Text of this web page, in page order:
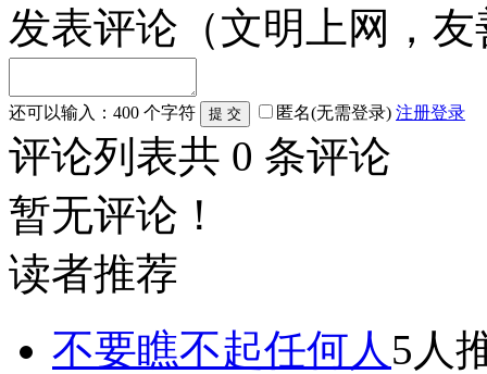
发表评论 （文明上网，
还可以输入： 400 个字符 匿名(无需登录) 注册登录
评论列表共 0 条评论
暂无评论！
读者推荐
不要瞧不起任何人 5人